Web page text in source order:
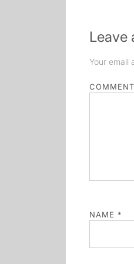
Leave
Your email
COMMENT
NAME *